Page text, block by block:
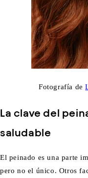
Fotografía de
La clave del
saludable
El peinado es una parte
pero no el único. Otros